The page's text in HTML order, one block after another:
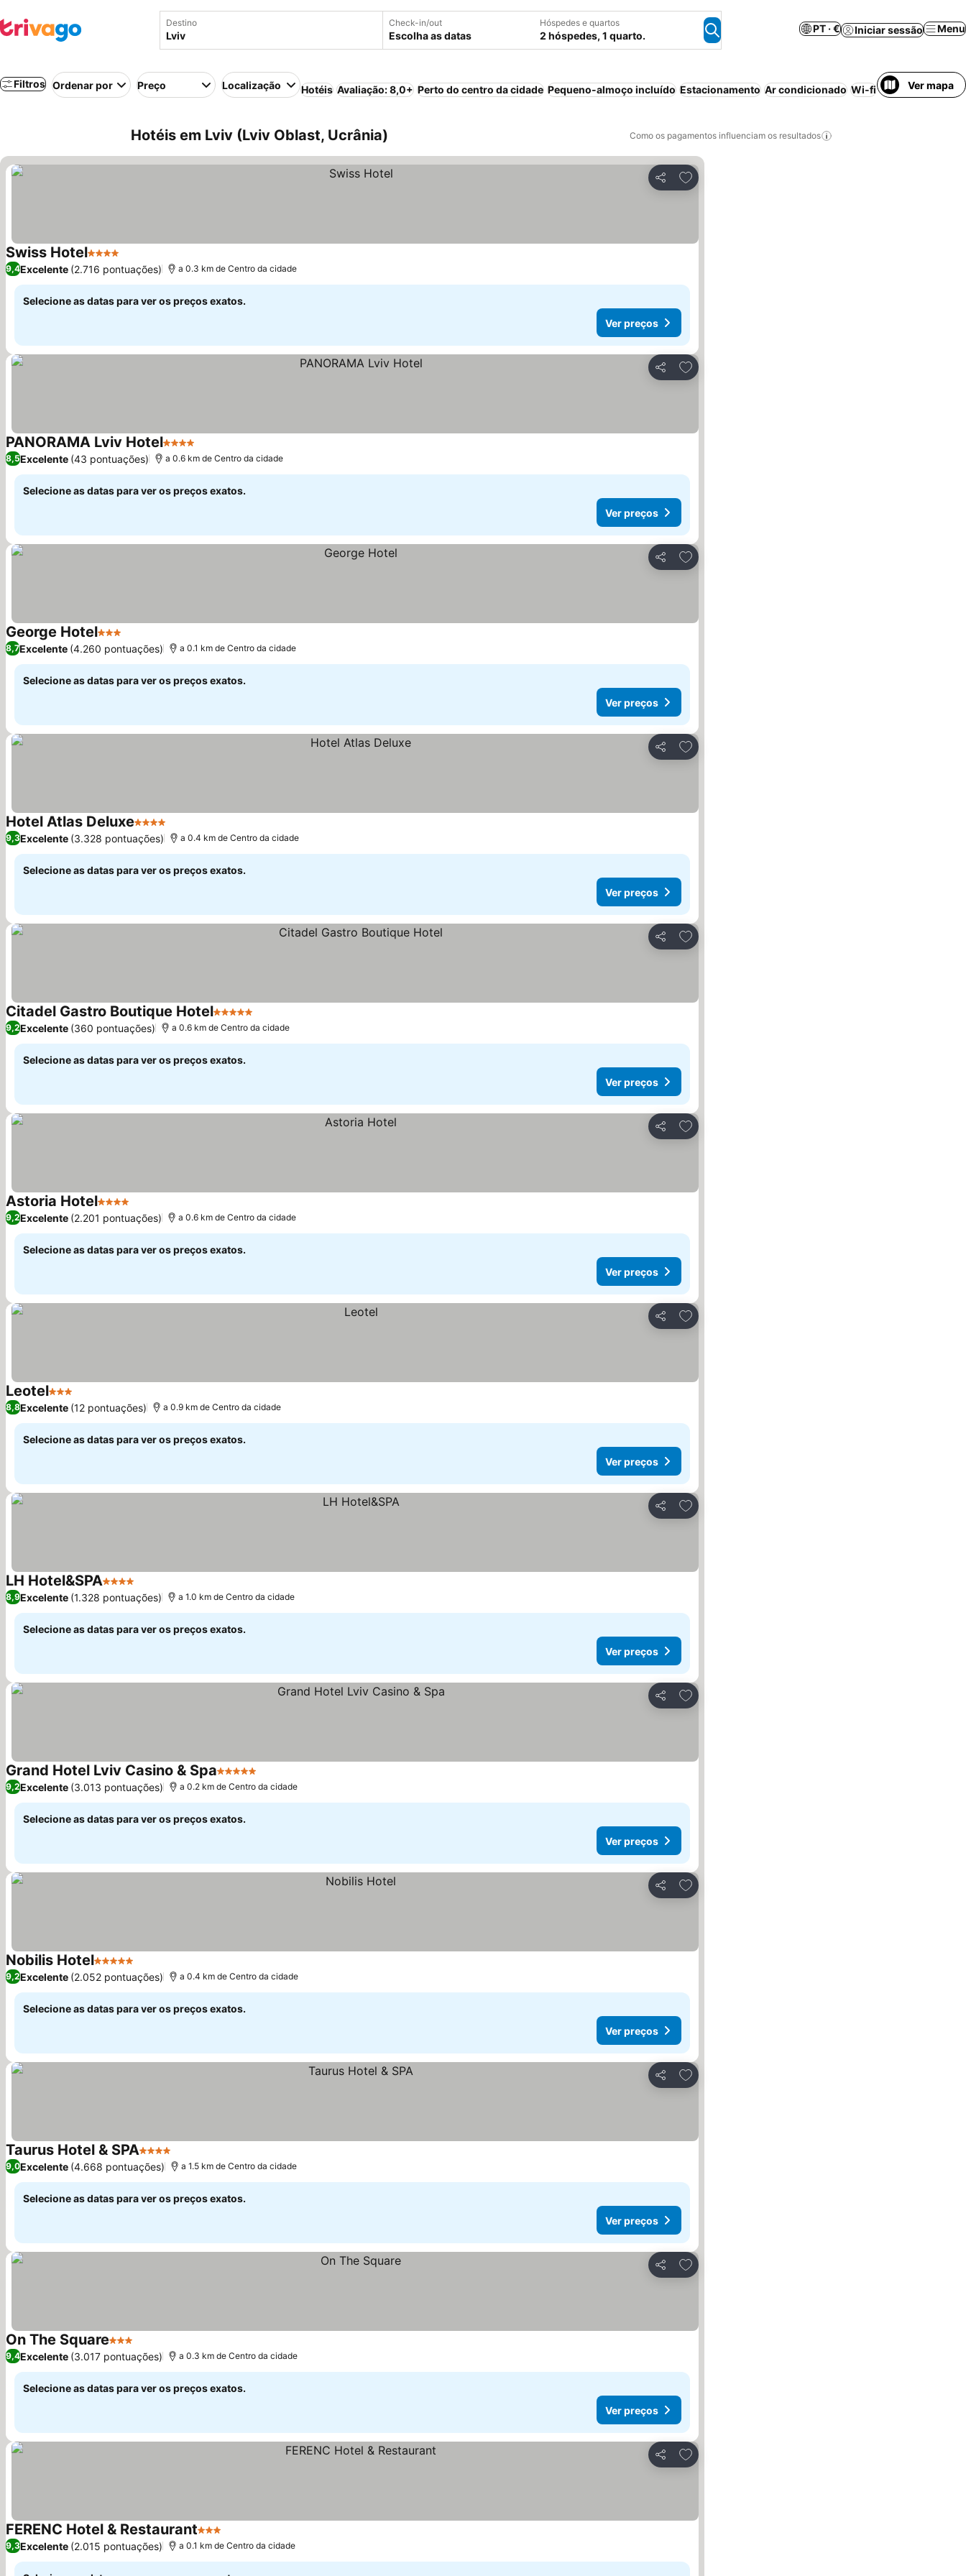
Destino Check-in/out
Escolha as datas
Hóspedes e quartos
2 hóspedes, 1 quarto.
PT · € Iniciar sessão Menu
Filtros Ordenar por Preço Localização Hotéis Avaliação: 8,0+ Perto do centro da cidade Pequeno-almoço incluído Estacionamento Ar condicionado Wi-fi Aparthotel
Ver mapa
Hotéis em Lviv (Lviv Oblast, Ucrânia) Como os pagamentos influenciam os resultados
Partilhar
Adicionar aos favoritos
Swiss Hotel4 Estrelas
9,4Excelente (2.716 pontuações) a 0.3 km de Centro da cidade
Selecione as datas para ver os preços exatos.
Ver preços
Partilhar
Adicionar aos favoritos
PANORAMA Lviv Hotel4 Estrelas
8,5Excelente (43 pontuações) a 0.6 km de Centro da cidade
Selecione as datas para ver os preços exatos.
Ver preços
Partilhar
Adicionar aos favoritos
George Hotel3 Estrelas
8,7Excelente (4.260 pontuações) a 0.1 km de Centro da cidade
Selecione as datas para ver os preços exatos.
Ver preços
Partilhar
Adicionar aos favoritos
Hotel Atlas Deluxe4 Estrelas
9,3Excelente (3.328 pontuações) a 0.4 km de Centro da cidade
Selecione as datas para ver os preços exatos.
Ver preços
Partilhar
Adicionar aos favoritos
Citadel Gastro Boutique Hotel5 Estrelas
9,2Excelente (360 pontuações) a 0.6 km de Centro da cidade
Selecione as datas para ver os preços exatos.
Ver preços
Partilhar
Adicionar aos favoritos
Astoria Hotel4 Estrelas
9,2Excelente (2.201 pontuações) a 0.6 km de Centro da cidade
Selecione as datas para ver os preços exatos.
Ver preços
Partilhar
Adicionar aos favoritos
Leotel3 Estrelas
8,8Excelente (12 pontuações) a 0.9 km de Centro da cidade
Selecione as datas para ver os preços exatos.
Ver preços
Partilhar
Adicionar aos favoritos
LH Hotel&SPA4 Estrelas
8,9Excelente (1.328 pontuações) a 1.0 km de Centro da cidade
Selecione as datas para ver os preços exatos.
Ver preços
Partilhar
Adicionar aos favoritos
Grand Hotel Lviv Casino & Spa5 Estrelas
9,2Excelente (3.013 pontuações) a 0.2 km de Centro da cidade
Selecione as datas para ver os preços exatos.
Ver preços
Partilhar
Adicionar aos favoritos
Nobilis Hotel5 Estrelas
9,2Excelente (2.052 pontuações) a 0.4 km de Centro da cidade
Selecione as datas para ver os preços exatos.
Ver preços
Partilhar
Adicionar aos favoritos
Taurus Hotel & SPA4 Estrelas
9,0Excelente (4.668 pontuações) a 1.5 km de Centro da cidade
Selecione as datas para ver os preços exatos.
Ver preços
Partilhar
Adicionar aos favoritos
On The Square3 Estrelas
9,4Excelente (3.017 pontuações) a 0.3 km de Centro da cidade
Selecione as datas para ver os preços exatos.
Ver preços
Partilhar
Adicionar aos favoritos
FERENC Hotel & Restaurant3 Estrelas
9,3Excelente (2.015 pontuações) a 0.1 km de Centro da cidade